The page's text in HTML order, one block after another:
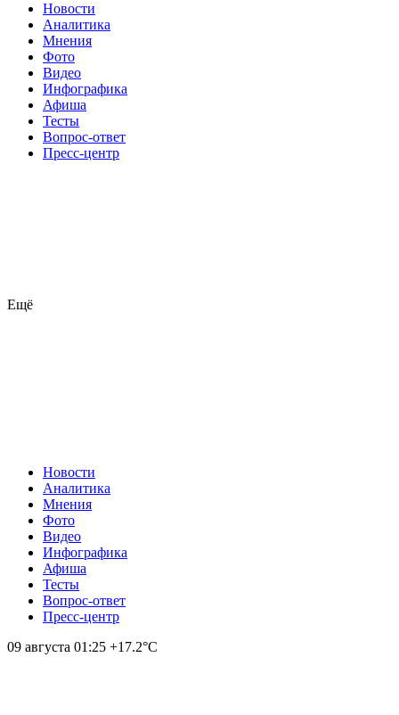
Новости
Аналитика
Мнения
Фото
Видео
Инфографика
Афиша
Тесты
Вопрос-ответ
Пресс-центр
Ещё
Новости
Аналитика
Мнения
Фото
Видео
Инфографика
Афиша
Тесты
Вопрос-ответ
Пресс-центр
09 августа 01:25 +17.2°С